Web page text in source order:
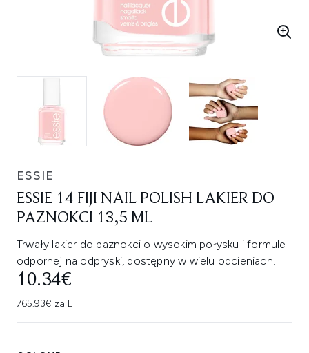
ESSIE
ESSIE 14 FIJI NAIL POLISH LAKIER DO
PAZNOKCI 13,5 ML
Trwały lakier do paznokci o wysokim połysku i formule
odpornej na odpryski, dostępny w wielu odcieniach.
10.34€
765.93€ za L